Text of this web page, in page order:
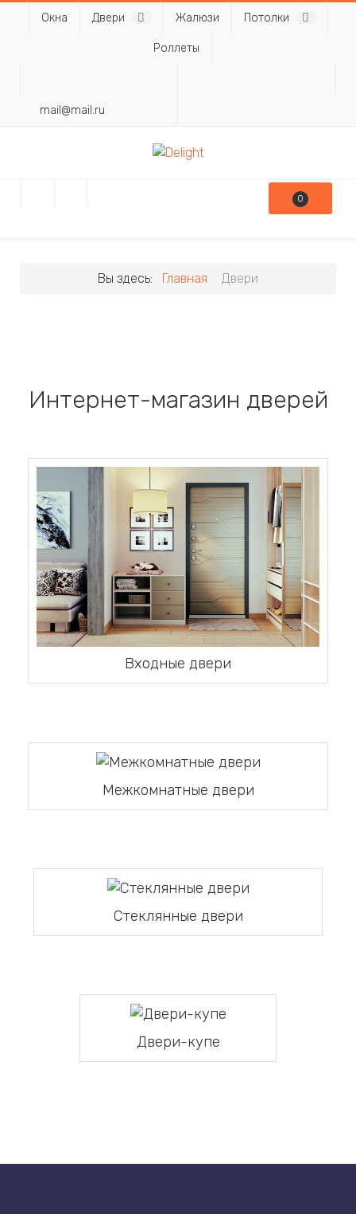
Окна Двери Жалюзи Потолки
Роллеты
mail@mail.ru
0
Вы здесь: Главная Двери
Интернет-магазин дверей
Входные двери
Межкомнатные двери
Стеклянные двери
Двери-купе